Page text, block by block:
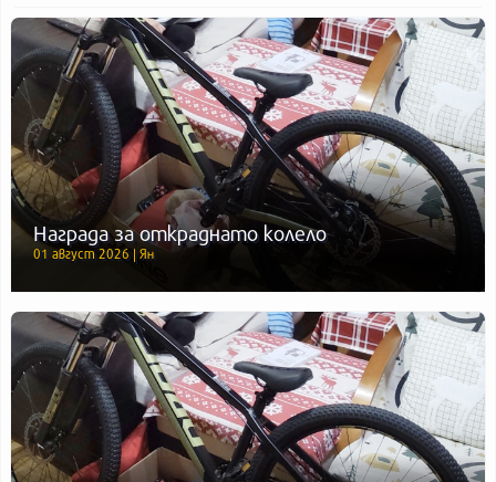
Награда за откраднато колело
01 август 2026 | Ян